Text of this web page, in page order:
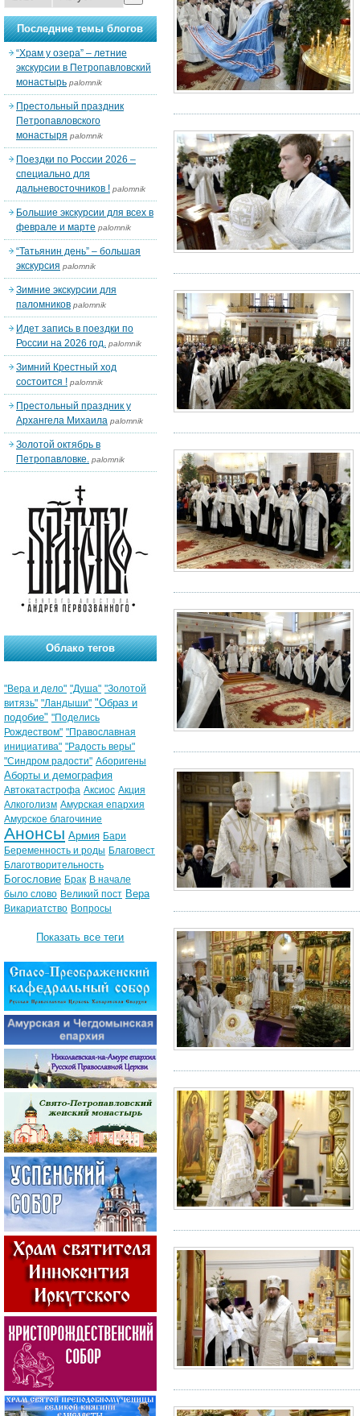
Последние темы блогов
“Храм у озера” – летние
экскурсии в Петропавловский
монастырь palomnik
Престольный праздник
Петропавловского
монастыря palomnik
Поездки по России 2026 –
специально для
дальневосточников ! palomnik
Большие экскурсии для всех в
феврале и марте palomnik
“Татьянин день” – большая
экскурсия palomnik
Зимние экскурсии для
паломников palomnik
Идет запись в поездки по
России на 2026 год. palomnik
Зимний Крестный ход
состоится ! palomnik
Престольный праздник у
Архангела Михаила palomnik
Золотой октябрь в
Петропавловке. palomnik
Облако тегов
"Вера и дело" "Душа" "Золотой
витязь" "Ландыши" "Образ и
подобие" "Поделись
Рождеством" "Православная
инициатива" "Радость веры"
"Синдром радости" Аборигены
Аборты и демография
Автокатастрофа Аксиос Акция
Алкоголизм Амурская епархия
Амурское благочиние
Анонсы Армия Бари
Беременность и роды Благовест
Благотворительность
Богословие Брак В начале
было слово Великий пост Вера
Викариатство Вопросы
Показать все теги